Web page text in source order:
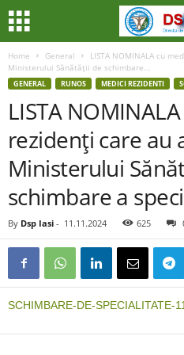
Home General
LISTA NOMINALA cu
Ministerului Sănătăţii de schimbare...
GENERAL RUNOS MEDICI REZIDENTI
LISTA
rezidenţi care au
Ministerului
schimbare a
By Dsp Iasi - 11.11.2024 625
SCHIMBARE-DE-SPECIALITATE-